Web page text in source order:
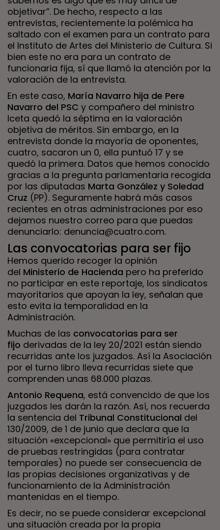
objetivar”. De hecho, respecto a las
entrevistas, recientemente la polémica ha
saltado con el examen para un contrato para
el Instituto de Artes del Ministerio de Cultura. Si
bien este no era para un contrato de
funcionaria fija, sí que llamó la atención por la
valoración de la entrevista.
En este caso, María Navarro hija de Pere
Navarro del PSC y compañero del ministro
Iceta quedó la séptima en la valoración
objetiva de méritos. Sin embargo, en la
entrevista donde la mayoría de oponentes,
cuatro, sacaron un 0, ella puntuó 17 y se
quedó la primera. Datos que hemos conocido
gracias a la pregunta parlamentaria recogida
por las diputadas Marta González y Soledad
Cruz (PP). Seguramente habrá más casos
recientes en otras administraciones por eso
dejamos nuestro correo para que puedas
denunciarlo: denuncia@cuatro.com.
Las convocatorias para ser fijo
Hemos querido recoger la opinión
del Ministerio de Hacienda pero ha preferido
no participar en este reportaje, los sindicatos
mayoritarios que apoyan la ley, señalan que
esto evita la temporalidad en la
Administración.
Muchas de las convocatorias para ser
fijo derivadas de la ley 20/2021 están siendo
recurridas ante los juzgados. Así la Asociación
por el turno libro lleva recurridas siete que
comprenden unas 68.000 plazas.
Antonio Requena, está convencido de que los
juzgados les darán la razón. Así, nos recuerda
la sentencia del Tribunal Constitucional del
130/2009, de 1 de junio que declara que la
situación «excepcional» que permitiría el uso
de pruebas restringidas (para contratar
temporales) no puede ser consecuencia de
las propias decisiones organizativas y de
funcionamiento de la Administración
mantenidas en el tiempo.
Es decir, no se puede considerar excepcional
una situación creada por la propia